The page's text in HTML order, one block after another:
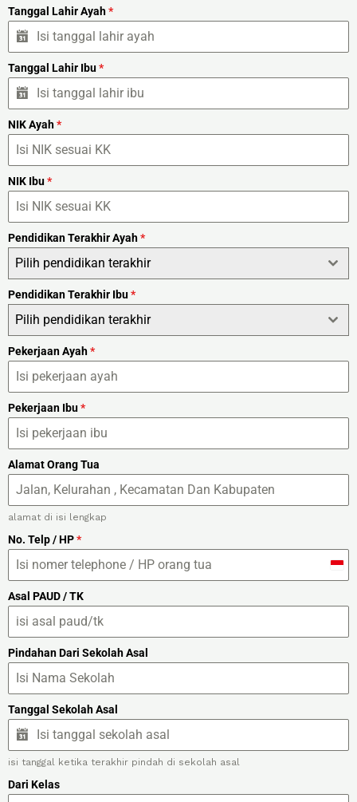
Tanggal Lahir Ayah*
Tanggal Lahir Ibu*
NIK Ayah*
NIK Ibu*
Pendidikan Terakhir Ayah*
Pilih pendidikan terakhir
Pendidikan Terakhir Ibu*
Pilih pendidikan terakhir
Pekerjaan Ayah*
Pekerjaan Ibu*
Alamat Orang Tua
alamat di isi lengkap
No. Telp / HP*
o
n
Asal PAUD / TK
Pindahan Dari Sekolah Asal
Tanggal Sekolah Asal
isi tanggal ketika terakhir pindah di sekolah asal
Dari Kelas